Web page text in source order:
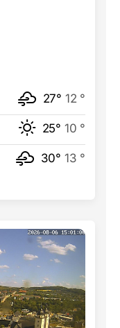
27° 12 °
25° 10 °
30° 13 °